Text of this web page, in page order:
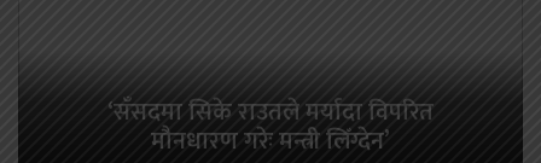
‘सँसदमा सिके राउतले मर्यादा विपरित
मौनधारण गरेः मन्त्री लिँग्देन’